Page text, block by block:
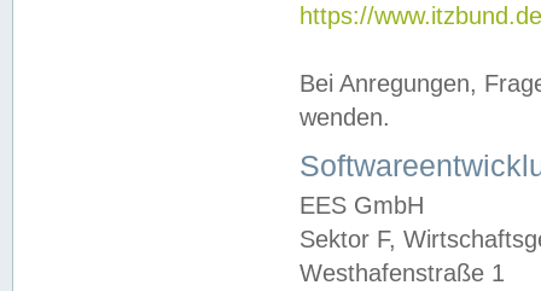
https://
Bei Anregungen,
wenden.
EES GmbH
Sektor F,
Westhafenstraße 1